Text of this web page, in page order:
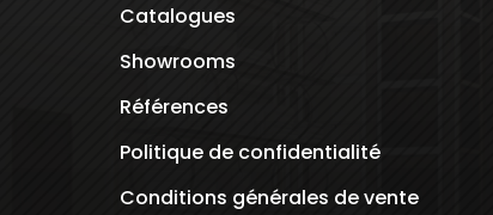
Catalogues
Showrooms
Références
Politique de confidentialité
Conditions générales de vente